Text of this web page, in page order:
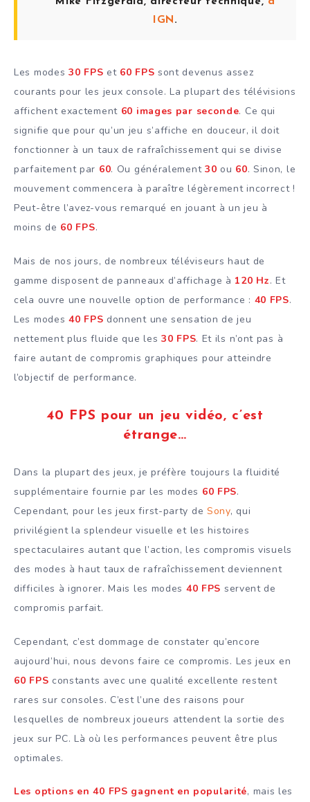
IGN .
Les modes 30 FPS et 60 FPS sont devenus assez
courants pour les jeux console. La plupart des télévisions
affichent exactement 60 images par seconde. Ce qui
signifie que pour qu’un jeu s’affiche en douceur, il doit
fonctionner à un taux de rafraîchissement qui se divise
parfaitement par 60. Ou généralement 30 ou 60. Sinon, le
mouvement commencera à paraître légèrement incorrect !
Peut-être l’avez-vous remarqué en jouant à un jeu à
moins de 60 FPS.
Mais de nos jours, de nombreux téléviseurs haut de
gamme disposent de panneaux d’affichage à 120 Hz. Et
cela ouvre une nouvelle option de performance : 40 FPS.
Les modes 40 FPS donnent une sensation de jeu
nettement plus fluide que les 30 FPS. Et ils n’ont pas à
faire autant de compromis graphiques pour atteindre
l’objectif de performance.
40 FPS pour un jeu vidéo, c’est
étrange…
Dans la plupart des jeux, je préfère toujours la fluidité
supplémentaire fournie par les modes 60 FPS.
Cependant, pour les jeux first-party de Sony, qui
privilégient la splendeur visuelle et les histoires
spectaculaires autant que l’action, les compromis visuels
des modes à haut taux de rafraîchissement deviennent
difficiles à ignorer. Mais les modes 40 FPS servent de
compromis parfait.
Cependant, c’est dommage de constater qu’encore
aujourd’hui, nous devons faire ce compromis. Les jeux en
60 FPS constants avec une qualité excellente restent
rares sur consoles. C’est l’une des raisons pour
lesquelles de nombreux joueurs attendent la sortie des
jeux sur PC. Là où les performances peuvent être plus
optimales.
Les options en 40 FPS gagnent en popularité, mais les